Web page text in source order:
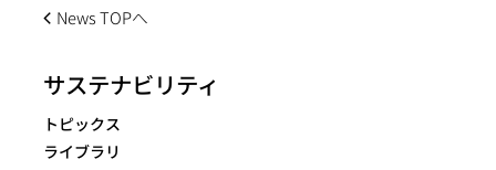
News TOPへ
サステナビリティ
トピックス
ライブラリ